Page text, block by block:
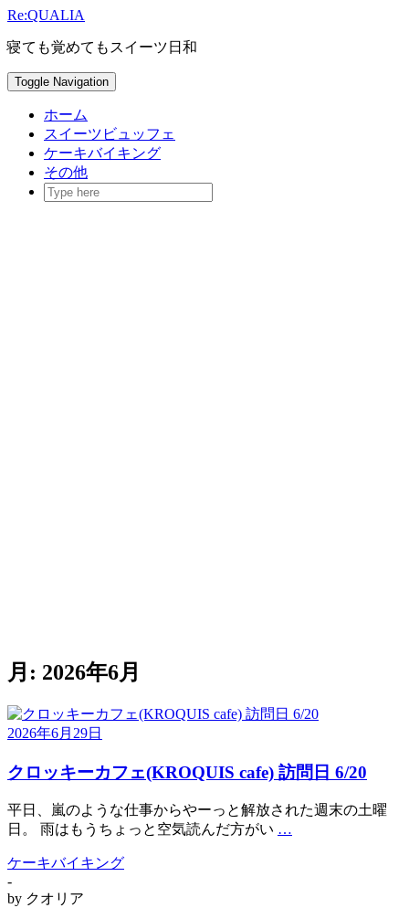
Skip
content
Re:QUALIA
寝ても覚めてもスイーツ日和
Toggle Navigation
ホーム
スイーツビュッフェ
ケーキバイキング
その他
月: 2026年6月
2026年6月29日
クロッキーカフェ(KROQUIS cafe) 訪問日 6/20
平日、嵐のような仕事からやーっと解放された週末の土曜
日。 雨はもうちょっと空気読んだ方がい …
ケーキバイキング
-
by クオリア